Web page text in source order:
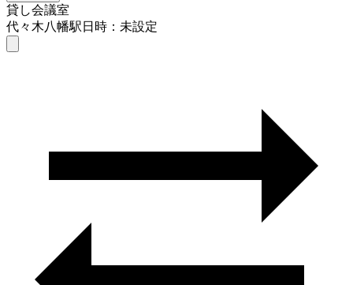
貸し会議室
代々木八幡駅日時：未設定